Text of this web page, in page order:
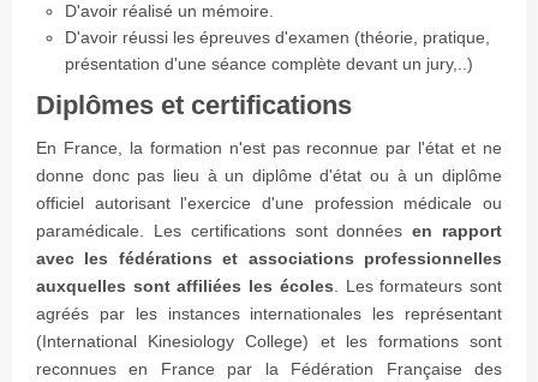
D'avoir réalisé un mémoire.
D'avoir réussi les épreuves d'examen (théorie, pratique,
présentation d'une séance complète devant un jury,..)
Diplômes et certifications
En France, la formation n'est pas reconnue par l'état et ne
donne donc pas lieu à un diplôme d'état ou à un diplôme
officiel autorisant l'exercice d'une profession médicale ou
paramédicale. Les certifications sont donnéesen rapport
avec les fédérations et associations professionnelles
auxquelles sont affiliées les écoles . Les formateurs sont
agréés par les instances internationales les représentant
(International Kinesiology College) et les formations sont
reconnues en France par la Fédération Française des